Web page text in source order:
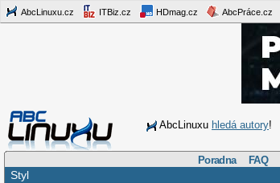
AbcLinuxu.cz ITBiz.cz HDmag.cz AbcPráce.cz
AbcLinuxu hledá autory!
Poradna FAQ
Styl